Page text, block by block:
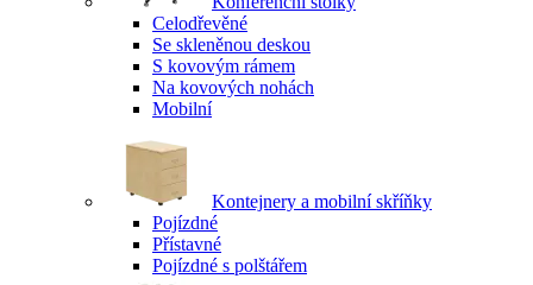
Celodřevěné
Se skleněnou deskou
S kovovým rámem
Na kovových nohách
Mobilní
Kontejnery a mobilní skříňky
Pojízdné
Přístavné
Pojízdné s polštářem